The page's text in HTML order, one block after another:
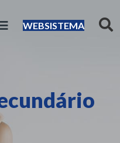
WEBSISTEMA